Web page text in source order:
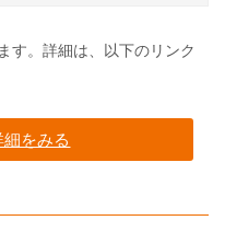
す。詳細は、以下のリンク
をみる